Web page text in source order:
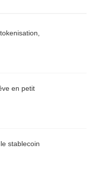
en petit
stablecoin